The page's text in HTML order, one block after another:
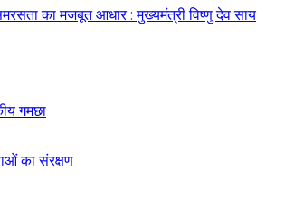
का मजबूत आधार : मुख्यमंत्री विष्णु देव साय
गमछा
का संरक्षण